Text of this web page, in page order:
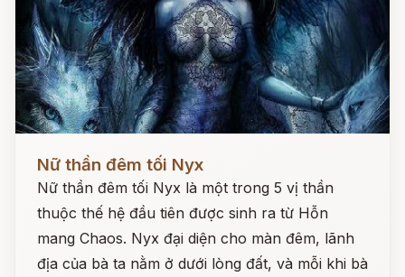
Nữ thần đêm tối Nyx
Nữ thần đêm tối Nyx là một trong 5 vị thần
thuộc thế hệ đầu tiên được sinh ra từ Hỗn
mang Chaos. Nyx đại diện cho màn đêm, lãnh
địa của bà ta nằm ở dưới lòng đất, và mỗi khi bà